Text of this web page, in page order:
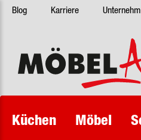
Hauptinhalt springen
Zur Suche springen
Zur Hauptnavigation springen
Blog Karriere
Küchen Möbel